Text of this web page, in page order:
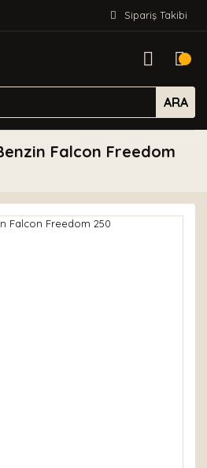
Sipariş Takibi
ARA
Falcon Freedom